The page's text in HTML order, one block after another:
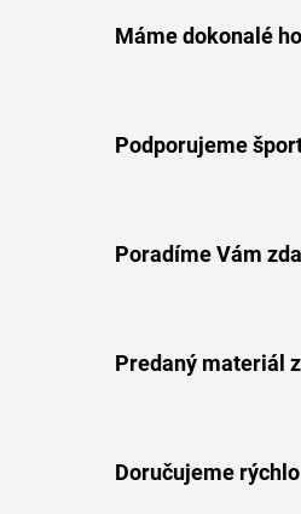
Máme dokonalé
Podporujeme
Poradíme Vám
Predaný materiál
Doručujeme rýchlo